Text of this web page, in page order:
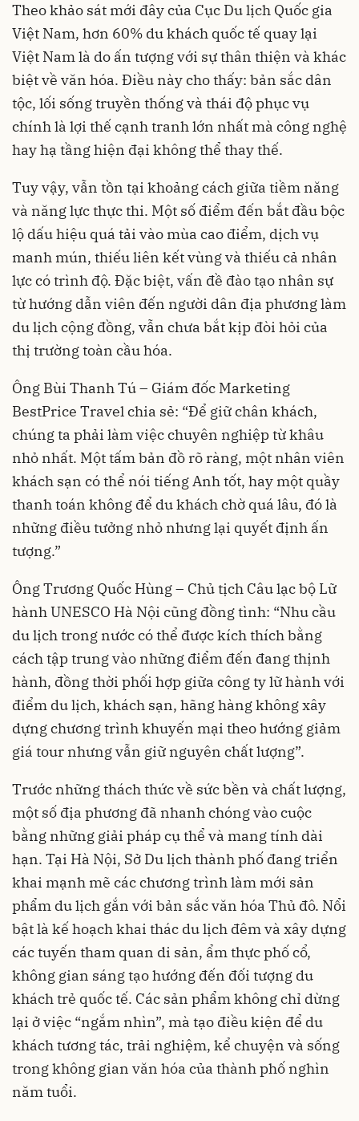
Theo khảo sát mới đây của Cục Du lịch Quốc gia
Việt Nam, hơn 60% du khách quốc tế quay lại
Việt Nam là do ấn tượng với sự thân thiện và khác
biệt về văn hóa. Điều này cho thấy: bản sắc dân
tộc, lối sống truyền thống và thái độ phục vụ
chính là lợi thế cạnh tranh lớn nhất mà công nghệ
hay hạ tầng hiện đại không thể thay thế.
Tuy vậy, vẫn tồn tại khoảng cách giữa tiềm năng
và năng lực thực thi. Một số điểm đến bắt đầu bộc
lộ dấu hiệu quá tải vào mùa cao điểm, dịch vụ
manh mún, thiếu liên kết vùng và thiếu cả nhân
lực có trình độ. Đặc biệt, vấn đề đào tạo nhân sự
từ hướng dẫn viên đến người dân địa phương làm
du lịch cộng đồng, vẫn chưa bắt kịp đòi hỏi của
thị trường toàn cầu hóa.
Ông Bùi Thanh Tú – Giám đốc Marketing
BestPrice Travel chia sẻ: “Để giữ chân khách,
chúng ta phải làm việc chuyên nghiệp từ khâu
nhỏ nhất. Một tấm bản đồ rõ ràng, một nhân viên
khách sạn có thể nói tiếng Anh tốt, hay một quầy
thanh toán không để du khách chờ quá lâu, đó là
những điều tưởng nhỏ nhưng lại quyết định ấn
tượng.”
Ông Trương Quốc Hùng – Chủ tịch Câu lạc bộ Lữ
hành UNESCO Hà Nội cũng đồng tình: “Nhu cầu
du lịch trong nước có thể được kích thích bằng
cách tập trung vào những điểm đến đang thịnh
hành, đồng thời phối hợp giữa công ty lữ hành với
điểm du lịch, khách sạn, hãng hàng không xây
dựng chương trình khuyến mại theo hướng giảm
giá tour nhưng vẫn giữ nguyên chất lượng”.
Trước những thách thức về sức bền và chất lượng,
một số địa phương đã nhanh chóng vào cuộc
bằng những giải pháp cụ thể và mang tính dài
hạn. Tại Hà Nội, Sở Du lịch thành phố đang triển
khai mạnh mẽ các chương trình làm mới sản
phẩm du lịch gắn với bản sắc văn hóa Thủ đô. Nổi
bật là kế hoạch khai thác du lịch đêm và xây dựng
các tuyến tham quan di sản, ẩm thực phố cổ,
không gian sáng tạo hướng đến đối tượng du
khách trẻ quốc tế. Các sản phẩm không chỉ dừng
lại ở việc “ngắm nhìn”, mà tạo điều kiện để du
khách tương tác, trải nghiệm, kể chuyện và sống
trong không gian văn hóa của thành phố nghìn
năm tuổi.